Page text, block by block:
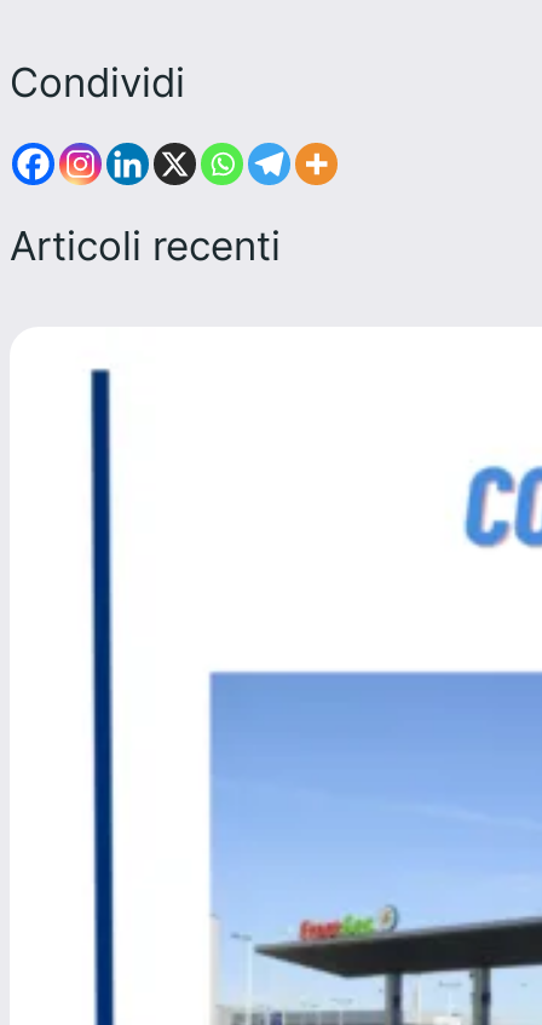
Condividi
Articoli recenti